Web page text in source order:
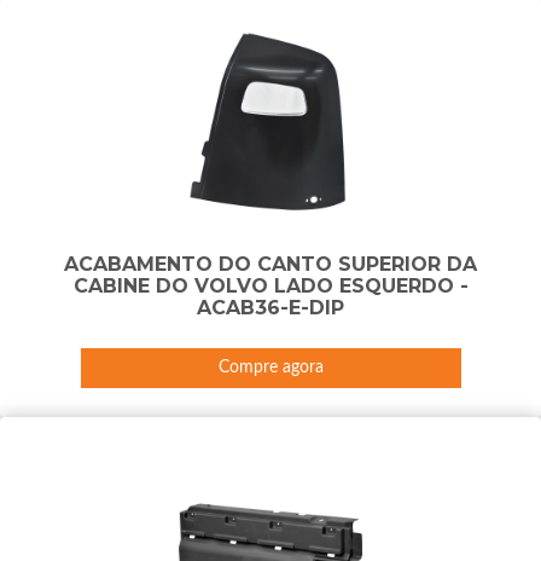
ACABAMENTO DO CANTO SUPERIOR DA
CABINE DO VOLVO LADO ESQUERDO -
ACAB36-E-DIP
Compre agora